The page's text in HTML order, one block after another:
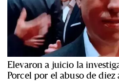
Elevaron a juicio la
Porcel por el abuso de diez